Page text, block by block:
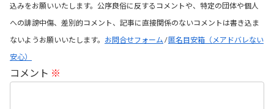
込みをお願いいたします。公序良俗に反するコメントや、特定の団体や個人
への誹謗中傷、差別的コメント、記事に直接関係のないコメントは書き込ま
ないようお願いいたします。 お問合せフォーム /匿名目安箱（メアドバレない
安心）
コメント ※